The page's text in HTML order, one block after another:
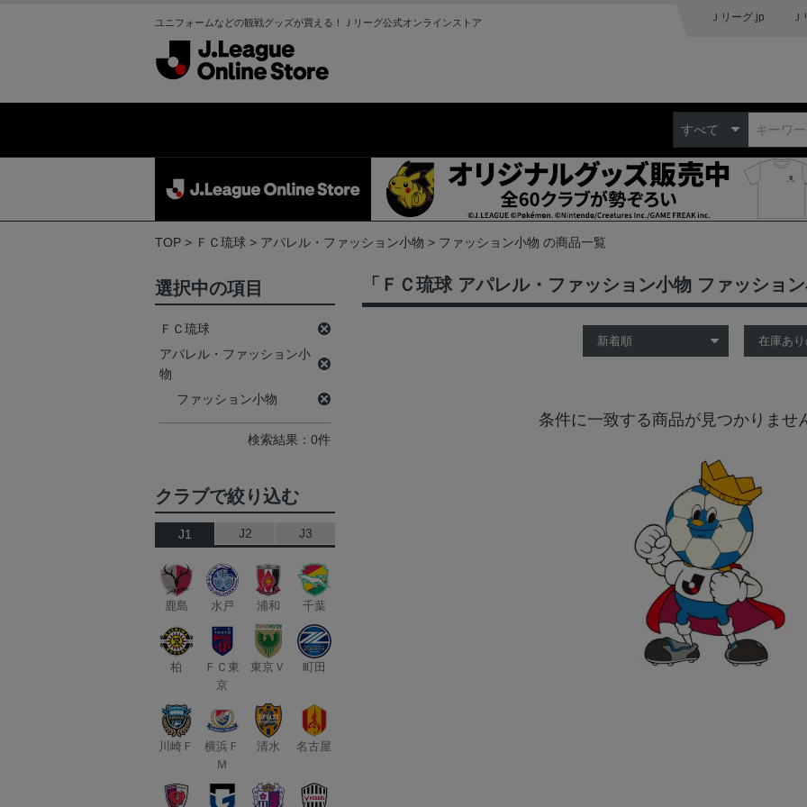
ユニフォームなどの観戦グッズが買える！Ｊリーグ公式オンラインストア Ｊリーグ.jp
すべて
TOP ＦＣ琉球 アパレル・ファッション小物 ファッション小物 の商品一覧
「ＦＣ琉球 アパレル・ファッション小物 ファッショ
条件に一致する商品が見つかりませ
選択中の項目
ＦＣ琉球
アパレル・ファッション小
物
ファッション小物
検索結果：0件
クラブで絞り込む
J1 J2 J3
鹿島 水戸 浦和 千葉
柏
ＦＣ東
京
東京Ｖ 町田
川崎Ｆ
横浜Ｆ
Ｍ
清水 名古屋